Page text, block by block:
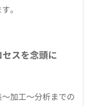
。
スを念頭に
加工～分析までの